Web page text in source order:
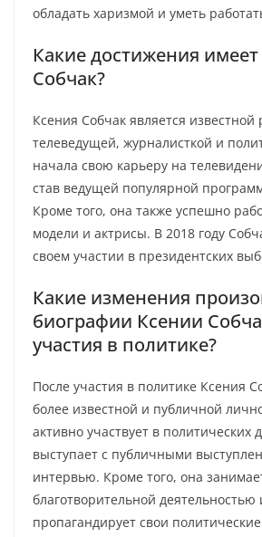
обладать харизмой и уметь
Какие достижения
Собчак?
Ксения Собчак является известной
телеведущей, журналисткой и
начала свою карьеру на
став ведущей популярной
Кроме того, она также успешно
модели и актрисы. В 2018 году
своем участии в президентских
Какие изменения
биографии Ксении
участия в политике?
После участия в политике Ксения
более известной и публичной
активно участвует в политических
выступает с публичными
интервью. Кроме того, она
благотворительной деятельностью
пропагандирует свои